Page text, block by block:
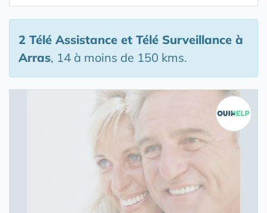
2 Télé Assistance et Télé Surveillance à
Arras, 14 à moins de 150 kms.